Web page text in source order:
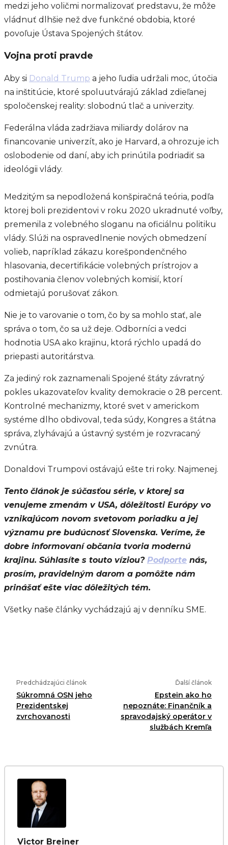
medzi jeho voličmi normalizovať predstavu, že môže
vládnuť dlhšie než dve funkčné obdobia, ktoré
povoľuje Ústava Spojených štátov.
Vojna proti pravde
Aby si Donald Trump a jeho ľudia udržali moc, útočia
na inštitúcie, ktoré spoluutvárajú základ zdieľanej
spoločenskej reality: slobodnú tlač a univerzity.
Federálna vláda zadržiava miliardy dolárov na
financovanie univerzít, ako je Harvard, a ohrozuje ich
oslobodenie od daní, aby ich prinútila podriadiť sa
ideológii vlády.
Medzitým sa nepodložená konšpiračná teória, podľa
ktorej boli prezidentovi v roku 2020 ukradnuté voľby,
premenila z volebného sloganu na oficiálnu politiku
vlády. Slúži na ospravedlnenie nových obmedzení
volieb, napríklad zákazu korešpondenčného
hlasovania, decertifikácie volebných prístrojov a
postihovania členov volebných komisií, ktorí
odmietajú porušovať zákon.
Nie je to varovanie o tom, čo by sa mohlo stať, ale
správa o tom, čo sa už deje. Odborníci a vedci
hodnotia USA ako krajinu, ktorá rýchlo upadá do
priepasti autoritárstva.
Za jediný rok zaznamenali Spojené štáty závratný
pokles ukazovateľov kvality demokracie o 28 percent.
Kontrolné mechanizmy, ktoré svet v americkom
systéme dlho obdivoval, teda súdy, Kongres a štátna
správa, zlyhávajú a ústavný systém je rozvracaný
zvnútra.
Donaldovi Trumpovi ostávajú ešte tri roky. Najmenej.
Tento článok je súčasťou série, v ktorej sa
venujeme zmenám v USA, dôležitosti Európy vo
vznikajúcom novom svetovom poriadku a jej
významu pre budúcnosť Slovenska. Veríme, že
dobre informovaní občania tvoria modernú
krajinu. Súhlasíte s touto víziou? Podporte nás,
prosím, pravidelným darom a pomôžte nám
prinášať ešte viac dôležitých tém.
Všetky naše články vychádzajú aj v denníku SME.
Predchádzajúci článok
Súkromná OSN jeho
Prezidentskej
zvrchovanosti
Ďalší článok
Epstein ako ho
nepoznáte: Finančník a
spravodajský operátor v
službách Kremľa
Victor Breiner